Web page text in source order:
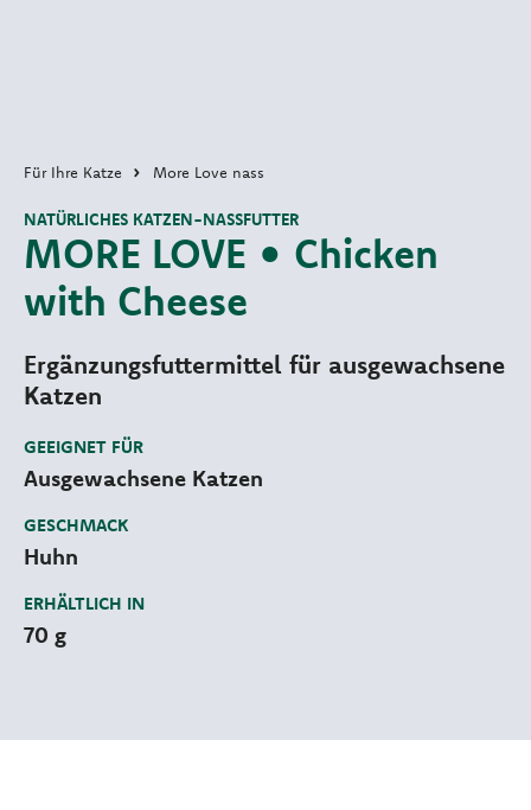
Für Ihre Katze More Love nass
MORE LOVE • Chicken
with Cheese
NATÜRLICHES KATZEN-NASSFUTTER
Ergänzungsfuttermittel für ausgewachsene
Katzen
GEEIGNET FÜR
Ausgewachsene Katzen
GESCHMACK
Huhn
ERHÄLTLICH IN
70 g